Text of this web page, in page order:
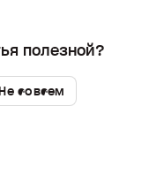
полезной?
совсем